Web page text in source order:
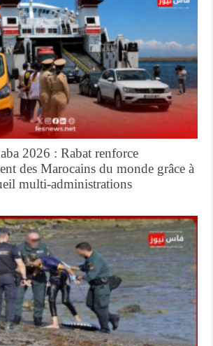
2026 : Rabat renforce
des Marocains du monde grâce à
multi-administrations